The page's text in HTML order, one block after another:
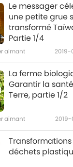
Le messager céleste :
une petite grue
transformé
Partie 1/4
aimant 2019-
La ferme
Garantir la
Terre, partie 1/2
aimant
déchets